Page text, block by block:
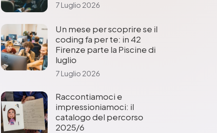
7 Luglio 2026
Un mese per scoprire se il
coding fa per te: in 42
Firenze parte la Piscine di
luglio
7 Luglio 2026
Raccontiamoci e
impressioniamoci: il
catalogo del percorso
2025/6